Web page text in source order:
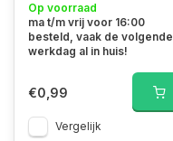
Op voorraad
ma t/m vrij voor 16:00
besteld, vaak de volgende
werkdag al in huis!
€0,99
Vergelijk